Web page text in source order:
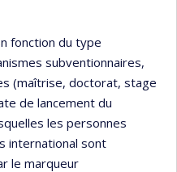
fonction du type
subventionnaires,
(maîtrise, doctorat, stage
de lancement du
les personnes
international sont
le marqueur